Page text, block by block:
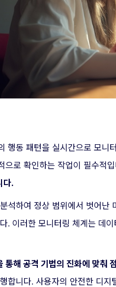
행동 패턴을 실시간으로 모
으로 확인하는 작업이 필수적
다.
석하여 정상 범위에서 벗어
. 이러한 모니터링 체계는 데
해 공격 기법의 진화에 맞춰
합니다. 사용자의 안전한 디